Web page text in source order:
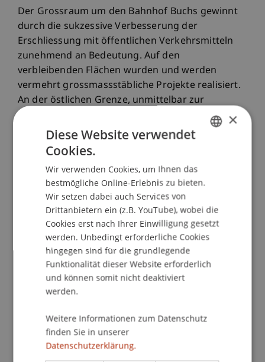
Der Grossraum um den Bahnhof Buchs gewinnt
durch die sukzessive Verbesserung der
Erschliessung mit öffentlichen Verkehrsmitteln
zunehmend an Bedeutung. Auf den
verbleibenden Flächen wurden und werden
vermehrt grossmassstäbliche Projekte realisiert.
An der östlichen Grenze, unmittelbar zur
Landwirtschaftszone und in
Nähe zur Hochschule Ost, hat der Kanton zudem
bedeutende Flächen als Technologiestandort
spezialisierter Unternehmen und den
Bedürfnissen einer wissens- und
innovationsorientierten Ökonomie gerecht
werden.
Parallel dazu bergen die bestehenden Bauten und
Infrastrukturen ein erhebliches
Transformationspotenzial. Durch den
wirtschaftlichen Strukturwandel werden
zahlreiche Flächen frei, die derzeit oft durch
den günstigen Konditionen schwer vermietbarer
Hallen profitieren.
Auf diese Weise verändert sich das städtische
×
Diese Website verwendet
Cookies.
Wir verwenden Cookies, um Ihnen das
bestmögliche Online-Erlebnis zu bieten.
Wir setzen dabei auch Services von
Drittanbietern ein (z.B. YouTube), wobei die
Cookies erst nach Ihrer Einwilligung gesetzt
werden. Unbedingt erforderliche Cookies
hingegen sind für die grundlegende
Funktionalität dieser Website erforderlich
und können somit nicht deaktiviert
werden.
Weitere Informationen zum Datenschutz
finden Sie in unserer
Datenschutzerklärung.